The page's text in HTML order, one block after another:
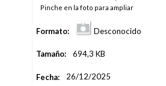
Pinche en la foto para ampliar
Formato: Desconocido
Tamaño: 694,3 KB
Fecha: 26/12/2025